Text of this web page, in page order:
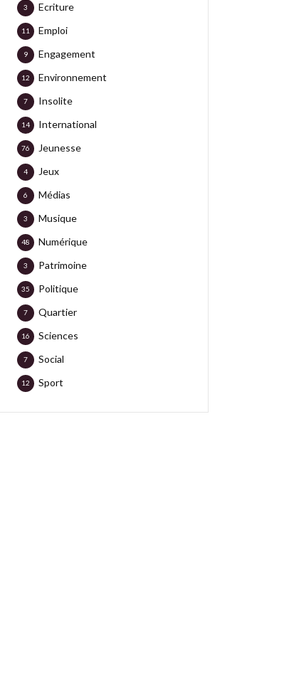
Ecriture
3
Emploi
11
Engagement
9
Environnement
12
Insolite
7
International
14
Jeunesse
76
Jeux
4
Médias
6
Musique
3
Numérique
48
Patrimoine
3
Politique
35
Quartier
7
Sciences
16
Social
7
Sport
12